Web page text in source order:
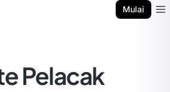
Mulai
Pelacak